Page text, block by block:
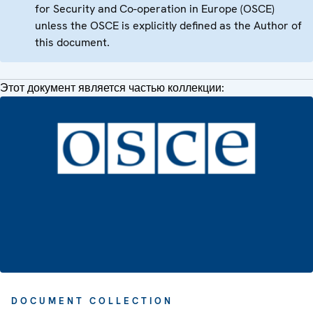
for Security and Co-operation in Europe (OSCE)
unless the OSCE is explicitly defined as the Author of
this document.
Этот документ является частью коллекции:
DOCUMENT COLLECTION